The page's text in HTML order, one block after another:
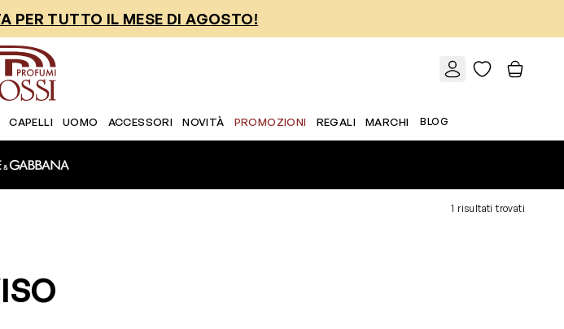
PER TUTTO IL MESE DI AGOSTO!
CAPELLI UOMO ACCESSORI NOVITÀ PROMOZIONI REGALI MARCHI BLOG
1 risultati trovati